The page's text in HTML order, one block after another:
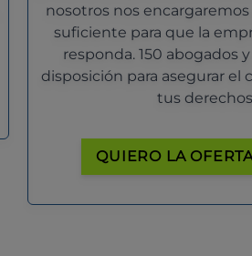
nosotros nos
suficiente para que la
responda. 150 abogados
disposición para asegurar
tus
QUIERO LA